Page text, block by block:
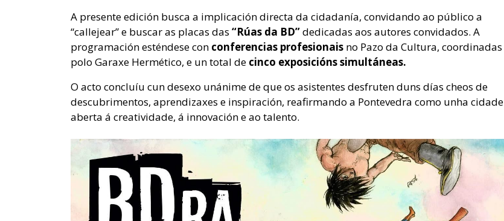
A presente edición busca a implicación directa da cidadanía, convidando ao público a
“callejear” e buscar as placas das “Rúas da BD”dedicadas aos autores convidados. A
programación esténdese con conferencias profesionais no Pazo da Cultura, coordinadas
polo Garaxe Hermético, e un total de cinco exposicións simultáneas.
O acto concluíu cun desexo unánime de que os asistentes desfruten duns días cheos de
descubrimentos, aprendizaxes e inspiración, reafirmando a Pontevedra como unha cidade
aberta á creatividade, á innovación e ao talento.